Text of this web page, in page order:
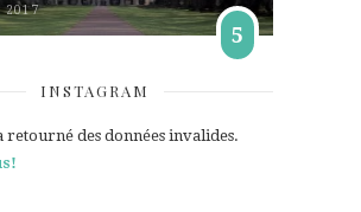
2017
5
INSTAGRAM
retourné des données invalides.